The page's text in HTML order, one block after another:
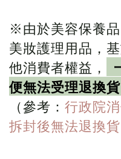
※ 由於美容保養
美妝護理用品，
他消費者權益，
便無法受理退換貨
（參考： 行政院
拆封後無法退換貨